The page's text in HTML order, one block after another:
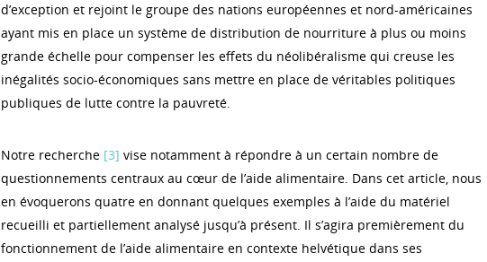
d’exception et rejoint le groupe des nations européennes et nord-américaines
ayant mis en place un système de distribution de nourriture à plus ou moins
grande échelle pour compenser les effets du néolibéralisme qui creuse les
inégalités socio-économiques sans mettre en place de véritables politiques
publiques de lutte contre la pauvreté.
Notre recherche [3] vise notamment à répondre à un certain nombre de
questionnements centraux au cœur de l’aide alimentaire. Dans cet article, nous
en évoquerons quatre en donnant quelques exemples à l’aide du matériel
recueilli et partiellement analysé jusqu’à présent. Il s’agira premièrement du
fonctionnement de l’aide alimentaire en contexte helvétique dans ses